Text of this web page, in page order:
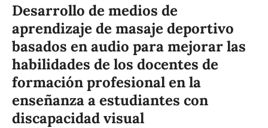
Desarrollo de medios de
aprendizaje de masaje deportivo
basados en audio para mejorar las
habilidades de los docentes de
formación profesional en la
enseñanza a estudiantes con
discapacidad visual